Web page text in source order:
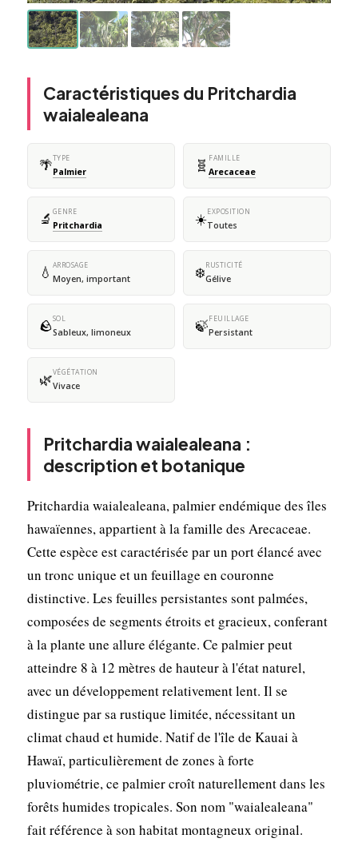
Caractéristiques du Pritchardia
waialealeana
🌴TYPE
Palmier 🧬 FAMILLE
Arecaceae
🔬 GENRE
Pritchardia ☀️EXPOSITION
Toutes
💧 ARROSAGE
Moyen, important ❄️RUSTICITÉ
Gélive
🪨SOL
Sableux, limoneux 🍃FEUILLAGE
Persistant
🌿VÉGÉTATION
Vivace
Pritchardia waialealeana :
description et botanique
Pritchardia waialealeana, palmier endémique des îles
hawaïennes, appartient à la famille des Arecaceae.
Cette espèce est caractérisée par un port élancé avec
un tronc unique et un feuillage en couronne
distinctive. Les feuilles persistantes sont palmées,
composées de segments étroits et gracieux, conferant
à la plante une allure élégante. Ce palmier peut
atteindre 8 à 12 mètres de hauteur à l'état naturel,
avec un développement relativement lent. Il se
distingue par sa rustique limitée, nécessitant un
climat chaud et humide. Natif de l'île de Kauai à
Hawaï, particulièrement de zones à forte
pluviométrie, ce palmier croît naturellement dans les
forêts humides tropicales. Son nom "waialealeana"
fait référence à son habitat montagneux original.